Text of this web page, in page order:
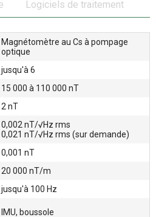
Logiciels de traitement
Magnétomètre au Cs à pompage
optique
jusqu'à 6
15 000 à 110 000 nT
2 nT
0,002 nT/√Hz rms
0,021 nT/√Hz rms (sur demande)
0,001 nT
20 000 nT/m
jusqu'à 100 Hz
IMU, boussole